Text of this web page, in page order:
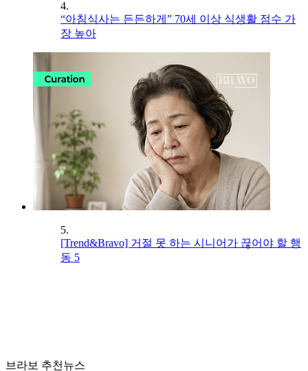
4.
“아침식사는 든든하게” 70세 이상 식생활 점수 가
장 높아
5.
[Trend&Bravo] 거절 못 하는 시니어가 끊어야 할 행
동 5
브라보 추천뉴스